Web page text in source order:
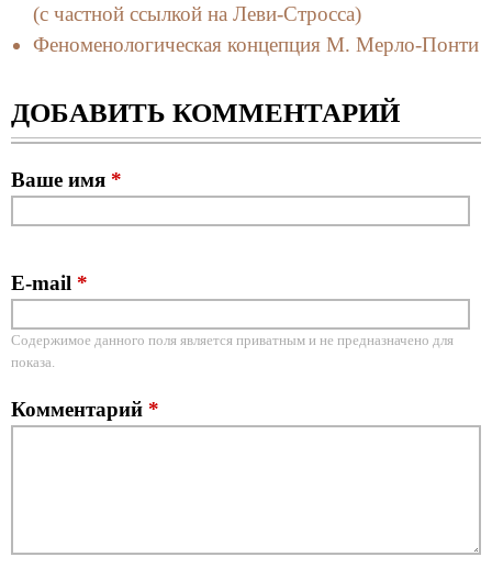
(с частной ссылкой на Леви-Стросса)
Феноменологическая концепция М. Мерло-Понти
ДОБАВИТЬ КОММЕНТАРИЙ
Ваше имя *
E-mail *
Содержимое данного поля является приватным и не предназначено для
показа.
Комментарий *